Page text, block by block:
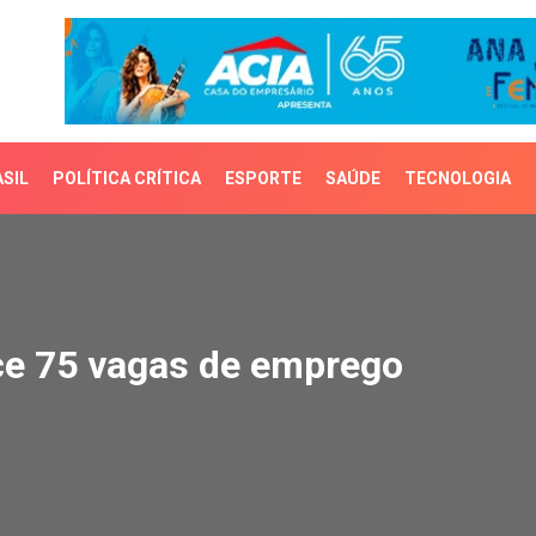
POLÍTICA CRÍTICA ESPORTE SAÚDE TECNOLOGIA
75 vagas de emprego